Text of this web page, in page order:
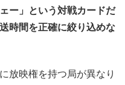
ー」という対戦カードだ
時間を正確に絞り込めな
放映権を持つ局が異なり